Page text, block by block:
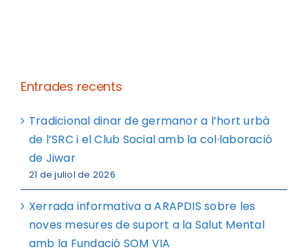
Entrades recents
Tradicional dinar de germanor a l’hort urbà
de l’SRC i el Club Social amb la col·laboració
de Jiwar
21 de juliol de 2026
Xerrada informativa a ARAPDIS sobre les
noves mesures de suport a la Salut Mental
amb la Fundació SOM VIA